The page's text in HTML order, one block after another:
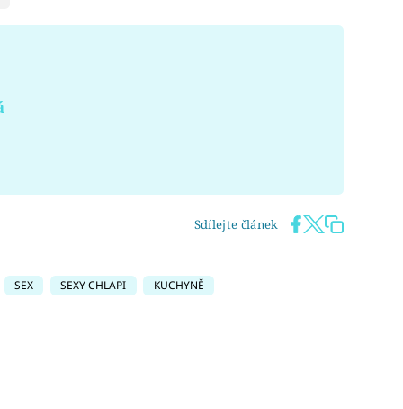
Sdílejte článek
SEX SEXY CHLAPI KUCHYNĚ